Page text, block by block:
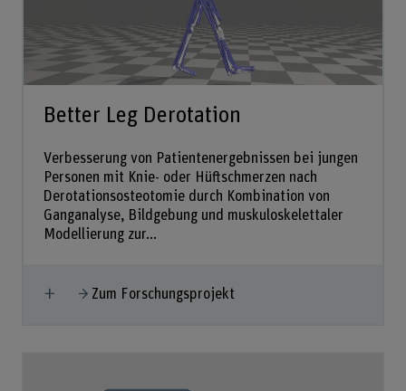
Better Leg Derotation
Verbesserung von Patientenergebnissen bei jungen
Personen mit Knie- oder Hüftschmerzen nach
Derotationsosteotomie durch Kombination von
Ganganalyse, Bildgebung und muskuloskelettaler
Modellierung zur...
Mehr anzeigen
Zum Forschungsprojekt